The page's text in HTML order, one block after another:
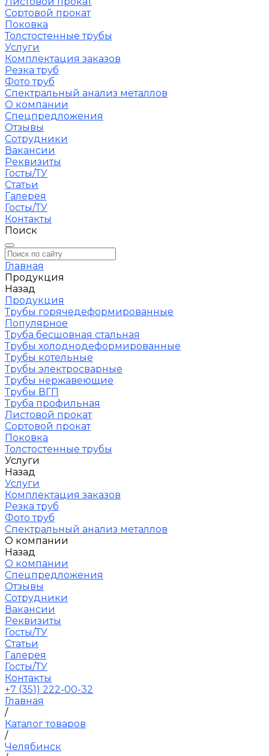
Сортовой прокат
Поковка
Толстостенные трубы
Услуги
Комплектация заказов
Резка труб
Фото труб
Спектральный анализ металлов
О компании
Спецпредложения
Отзывы
Сотрудники
Вакансии
Реквизиты
Госты/ТУ
Статьи
Галерея
Госты/ТУ
Контакты
Поиск
Главная
Продукция
Назад
Продукция
Трубы горячедеформированные
Популярное
Труба бесшовная стальная
Трубы холоднодеформированные
Трубы котельные
Трубы электросварные
Трубы нержавеющие
Трубы ВГП
Труба профильная
Листовой прокат
Сортовой прокат
Поковка
Толстостенные трубы
Услуги
Назад
Услуги
Комплектация заказов
Резка труб
Фото труб
Спектральный анализ металлов
О компании
Назад
О компании
Спецпредложения
Отзывы
Сотрудники
Вакансии
Реквизиты
Госты/ТУ
Статьи
Галерея
Госты/ТУ
Контакты
+7 (351) 222-00-32
Главная
/
Каталог товаров
/
Челябинск